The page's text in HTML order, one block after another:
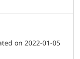
on 2022-01-05